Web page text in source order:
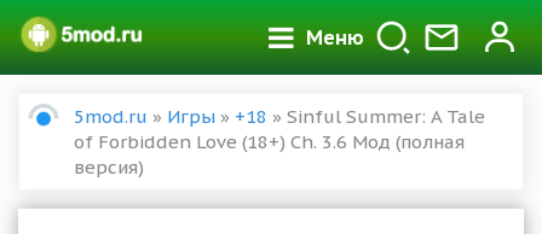
Меню
5mod.ru » Игры » +18 » Sinful Summer: A Tale
of Forbidden Love (18+) Ch. 3.6 Мод (полная
версия)